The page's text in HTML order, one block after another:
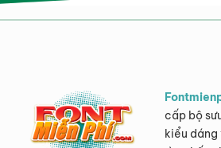
cấp bộ
kiểu dáng